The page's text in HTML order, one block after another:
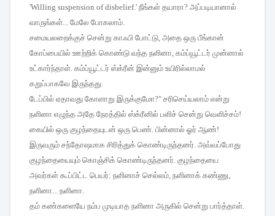
'Willing suspension of disbelief.' நீங்கள் தயாரா? அப்படியானால்
வாருங்கள்... மேலே போகலாம்.
சமையலறைக்குச் சென்று காஃபி போட்டு, அதை ஒரு பீங்கான்
கோப்பையில் ஊற்றிக் கொண்டு வந்த நளினா, கம்ப்யூட்டர் முன்னால்
உட்கார்ந்தாள். கம்ப்யூட்டர் ஸ்க்ரீன் இன்னும் உயிரில்லாமல்
கறுப்பாகவே இருந்தது.
டேப்பில் ஏதாவது கோளாறு இருக்குமோ?" சரிசெய்யலாம் என்று
நளினா எழுந்த அதே நேரத்தில் ஸ்க்ரீனில் பளிச் சென்று வெளிச்சம்!
கையில் ஒரு குழந்தையுடன் ஒரு பெண். பின்னால் ஓர் ஆண்!
இருவரும் சந்தோஷமாக சிரித்துக் கொண்டிருந்தனர். அவ்வப்போது
குழந்தையையும் கொஞ்சிக் கொண்டிருந்தனர். குழந்தையை
அவர்கள் கூப்பிட்ட பெயர்: நளினாச் செல்லம், நளினாக் கண்ணு,
நளினா... நளினா.
தம் கண்களையே நம்ப முடியாத நளினா அருகில் சென்று பார்த்தாள்.